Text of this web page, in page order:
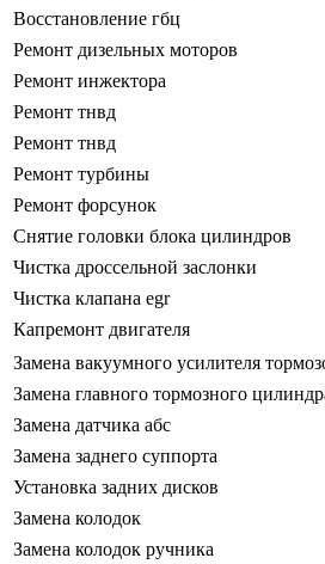
Восстановление гбц
Ремонт дизельных моторов
Ремонт инжектора
Ремонт тнвд
Ремонт тнвд
Ремонт турбины
Ремонт форсунок
Снятие головки блока цилиндров
Чистка дроссельной заслонки
Чистка клапана egr
Капремонт двигателя
Замена вакуумного усилителя
Замена главного тормозного
Замена датчика абс
Замена заднего суппорта
Установка задних дисков
Замена колодок
Замена колодок ручника